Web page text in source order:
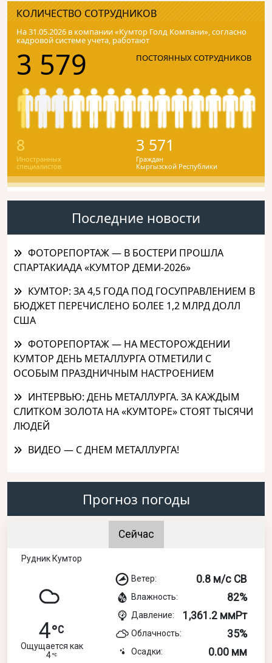
КОЛИЧЕСТВО СОТРУДНИКОВ
На 31.05.2026 в компании «Кумтор Голд Компани», согласно
кадровой системе учета, работают
3 579 ПОСТОЯННЫХ СОТРУДНИКОВ
8
Иностранных
специалистов
3 571
Граждан
Кыргызской Республики
Последние новости
ФОТОРЕПОРТАЖ — В БОСТЕРИ ПРОШЛА
СПАРТАКИАДА «КУМТОР ДЕМИ-2026»
КУМТОР: ЗА 4,5 ГОДА ПОД ГОСУПРАВЛЕНИЕМ В
БЮДЖЕТ ПЕРЕЧИСЛЕНО БОЛЕЕ 1,2 МЛРД ДОЛЛ
США
ФОТОРЕПОРТАЖ — НА МЕСТОРОЖДЕНИИ
КУМТОР ДЕНЬ МЕТАЛЛУРГА ОТМЕТИЛИ С
ОСОБЫМ ПРАЗДНИЧНЫМ НАСТРОЕНИЕМ
ИНТЕРВЬЮ: ДЕНЬ МЕТАЛЛУРГА. ЗА КАЖДЫМ
СЛИТКОМ ЗОЛОТА НА «КУМТОРЕ» СТОЯТ ТЫСЯЧИ
ЛЮДЕЙ
ВИДЕО — С ДНЕМ МЕТАЛЛУРГА!
Прогноз погоды
Сейчас
Рудник Кумтор
4
Ощущается как
4
Ветер: 0.8 м/с СВ
Влажность: 82%
Давление: 1,361.2 ммРт
Облачность: 35%
Осадки: 0.00 мм